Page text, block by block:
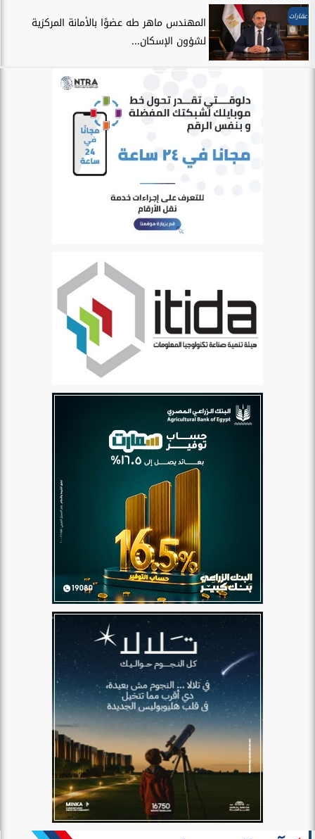
عقارات
المهندس ماهر طه عضوًا بالأمانة المركزية
لشؤون الإسكان...